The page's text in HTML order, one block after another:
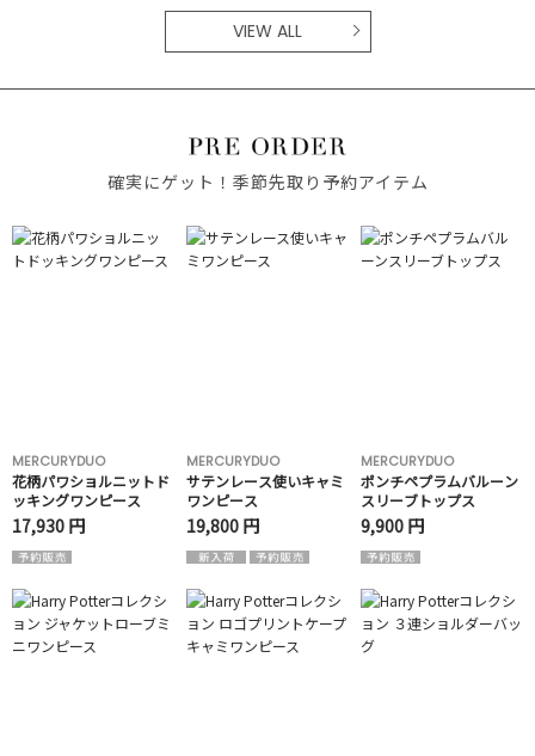
VIEW ALL
確実にゲット！季節先取り予約アイテム
MERCURYDUO
花柄パワショルニットド
ッキングワンピース
17,930 円
MERCURYDUO
サテンレース使いキャミ
ワンピース
19,800 円
MERCURYDUO
ポンチペプラムバルーン
スリーブトップス
9,900 円